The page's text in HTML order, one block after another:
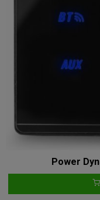
Power